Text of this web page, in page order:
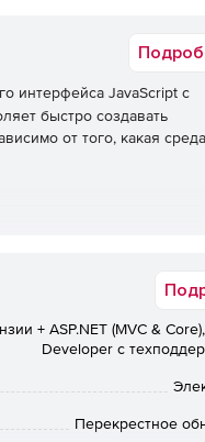
интерфейса JavaScript с
быстро создавать
от того, какая среда
для обработки всех
Kendo позволяет
+ ASP.NET (MVC & Core),
Developer с
Перекрестное